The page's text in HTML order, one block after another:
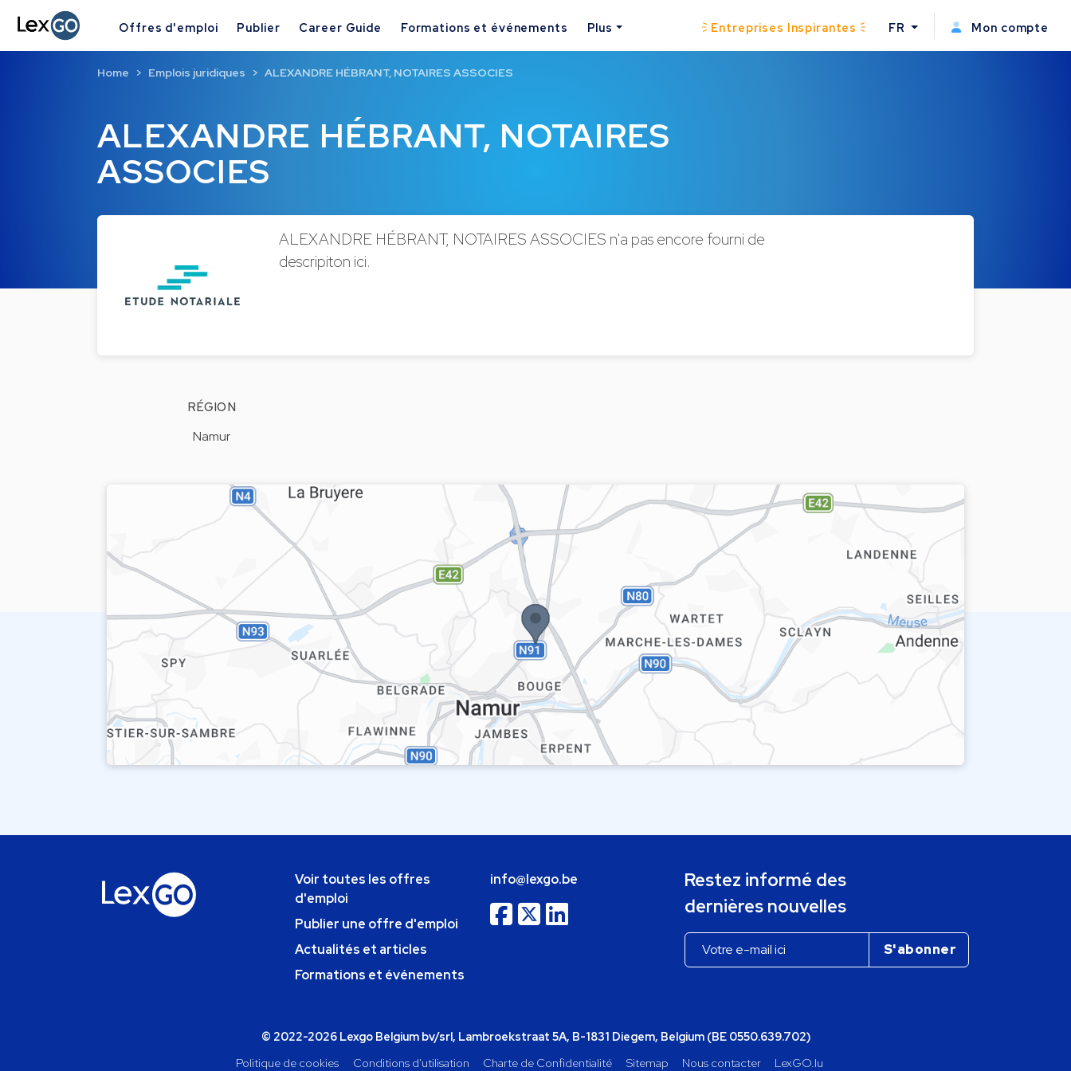
Offres d'emploi Publier Career Guide Formations et événements Plus Entreprises Inspirantes FR Mon compte
ALEXANDRE HÉBRANT, NOTAIRES
ASSOCIES
Home Emplois juridiques ALEXANDRE HÉBRANT, NOTAIRES ASSOCIES
ALEXANDRE HÉBRANT, NOTAIRES ASSOCIES n'a pas encore fourni de
descripiton ici.
RÉGION
Namur
Voir toutes les offres
d'emploi
Publier une offre d'emploi
Actualités et articles
Formations et événements
info@lexgo.be
Restez informé des
dernières nouvelles
© 2022-2026 Lexgo Belgium bv/srl, Lambroekstraat 5A, B-1831 Diegem, Belgium (BE 0550.639.702)
Politique de cookies
Conditions d'utilisation Charte de Confidentialité Sitemap Nous contacter LexGO.lu